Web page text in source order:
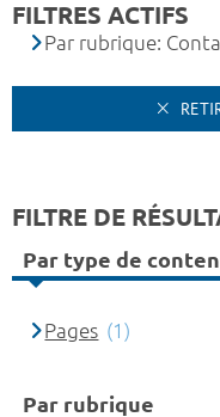
FILTRES ACTIFS
Par rubrique:
FILTRE DE
Par type de
Pages (1)
Par rubrique